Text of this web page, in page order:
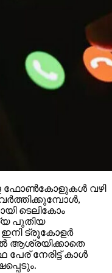
ഫോണ്‍കോളുകള്‍ വഴി
ടെലികോം
പുതിയ
ഇനി ട്രൂകോളര്‍
ആശ്രയിക്കാതെ
പേര് നേരിട്ട് കാള്‍